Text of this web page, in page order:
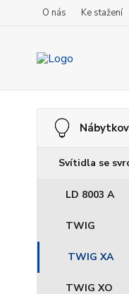
O nás Ke stažení
Svítidla se
LD 8003 A
TWIG
TWIG XA
TWIG XO